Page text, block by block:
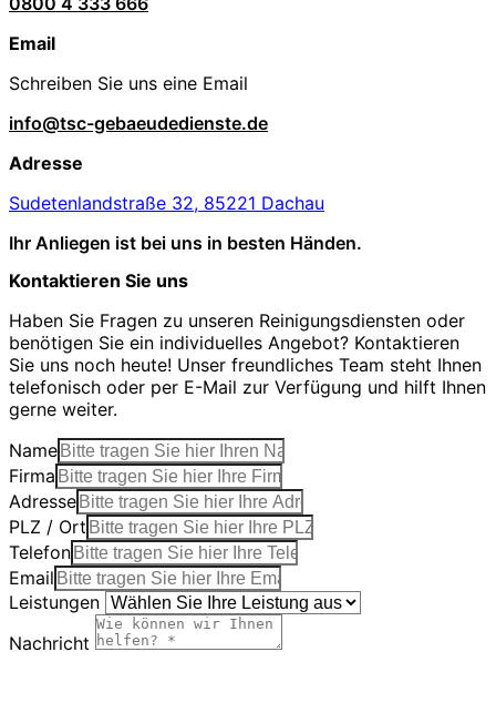
Email
Schreiben Sie uns eine Email
info@tsc-gebaeudedienste.de
Adresse
Sudetenlandstraße 32, 85221 Dachau
Ihr Anliegen ist bei uns in besten Händen.
Kontaktieren Sie uns
Haben Sie Fragen zu unseren Reinigungsdiensten oder
benötigen Sie ein individuelles Angebot? Kontaktieren
Sie uns noch heute! Unser freundliches Team steht Ihnen
telefonisch oder per E-Mail zur Verfügung und hilft Ihnen
gerne weiter.
Name
Firma
Adresse
PLZ / Ort
Telefon
Email
Leistungen
Nachricht